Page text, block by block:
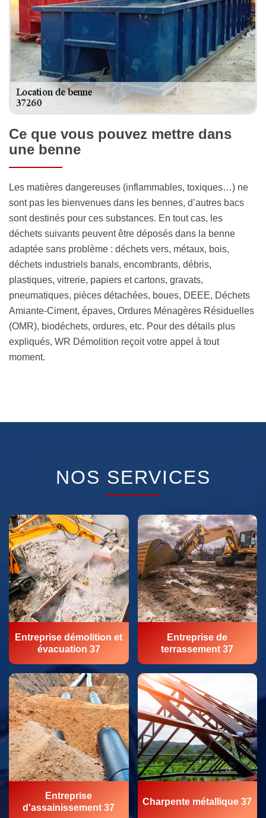
Ce que vous pouvez mettre dans
une benne
Les matières dangereuses (inflammables, toxiques…) ne
sont pas les bienvenues dans les bennes, d’autres bacs
sont destinés pour ces substances. En tout cas, les
déchets suivants peuvent être déposés dans la benne
adaptée sans problème : déchets vers, métaux, bois,
déchets industriels banals, encombrants, débris,
plastiques, vitrerie, papiers et cartons, gravats,
pneumatiques, pièces détachées, boues, DEEE, Déchets
Amiante-Ciment, épaves, Ordures Ménagères Résiduelles
(OMR), biodéchets, ordures, etc. Pour des détails plus
expliqués, WR Démolition reçoit votre appel à tout
moment.
NOS SERVICES
Entreprise démolition et
évacuation 37
Entreprise de
terrassement 37
Entreprise
d'assainissement 37
Charpente métallique 37